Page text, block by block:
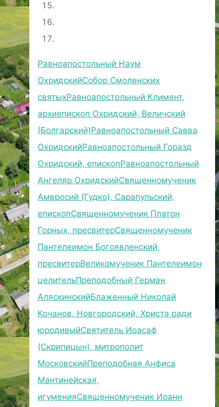
Равноапостольный Наум
ОхридскийСобор Смоленских
святыхРавноапостольный Климент,
архиепископ Охридский, Величский
(Болгарский)Равноапостольный Савва
ОхридскийРавноапостольный Горазд
Охридский, епископРавноапостольный
Ангеляр ОхридскийСвященномученик
Амвросий (Гудко), Сарапульский,
епископСвященномученик Платон
Горных, пресвитерСвященномученик
Пантелеимон Богоявленский,
пресвитерВеликомученик Пантелеимон
целительПреподобный Герман
АляскинскийБлаженный Николай
Кочанов, Новгородский, Христа ради
юродивыйСвятитель Иоасаф
(Скрипицын), митрополит
МосковскийПреподобная Анфиса
Мантинейская,
игуменияСвященномученик Иоанн